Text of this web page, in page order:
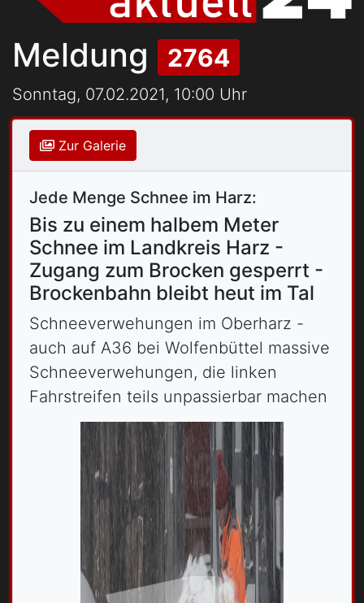
Meldung 2764
Sonntag, 07.02.2021, 10:00 Uhr
Zur Galerie
Jede Menge Schnee im Harz:
Bis zu einem halbem Meter
Schnee im Landkreis Harz -
Zugang zum Brocken gesperrt -
Brockenbahn bleibt heut im Tal
Schneeverwehungen im Oberharz -
auch auf A36 bei Wolfenbüttel massive
Schneeverwehungen, die linken
Fahrstreifen teils unpassierbar machen